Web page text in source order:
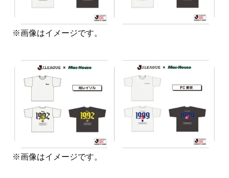
※画像はイメージです。
※画像はイメージです。